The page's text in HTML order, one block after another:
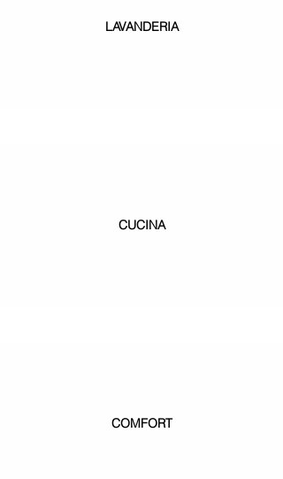
LAVANDERIA
CUCINA
COMFORT